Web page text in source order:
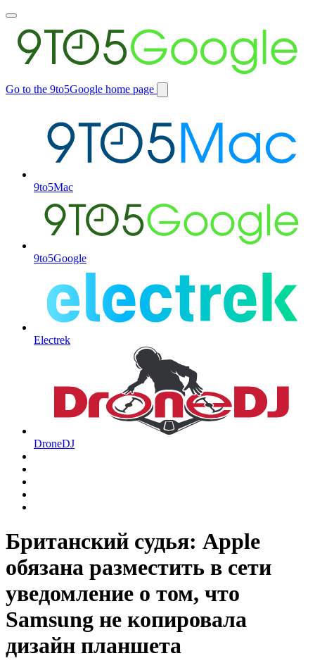
Toggle
main
menu
Go to the 9to5Google home page
Switch
9to5Mac
9to5Google
Electrek
DroneDJ
Британский судья: Apple
обязана разместить в сети
уведомление о том, что
Samsung не копировала
дизайн планшета